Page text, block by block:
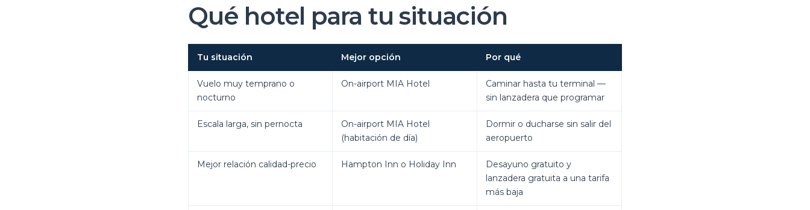
Qué hotel para tu situación
Tu situación Mejor opción Por qué
Vuelo muy temprano o
nocturno
On-airport MIA Hotel
Caminar hasta tu terminal —
sin lanzadera que programar
Escala larga, sin pernocta
On-airport MIA Hotel
(habitación de día)
Dormir o ducharse sin salir del
aeropuerto
Mejor relación calidad-precio Hampton Inn o Holiday Inn
Desayuno gratuito y
lanzadera gratuita a una tarifa
más baja